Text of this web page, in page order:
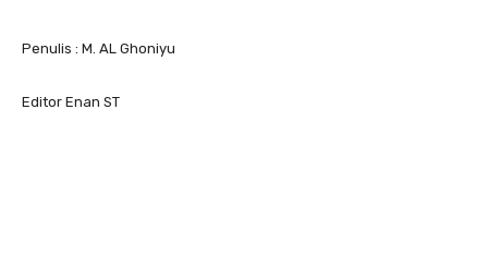
Penulis : M. AL Ghoniyu
Editor Enan ST